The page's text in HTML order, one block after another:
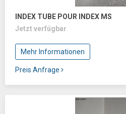
INDEX TUBE POUR INDEX MS
Jetzt verfügbar
Mehr Informationen
Preis Anfrage